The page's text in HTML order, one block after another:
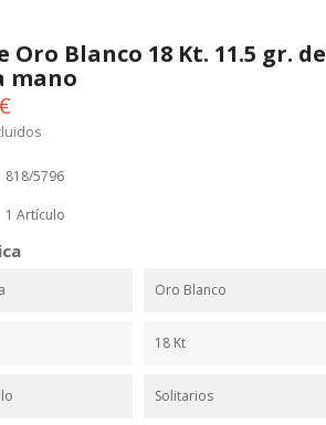
Oro Blanco 18 Kt. 11.5 gr. de
mano
818/5796
1 Artículo
Oro Blanco
18 Kt
Solitarios